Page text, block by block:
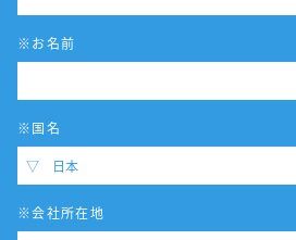
※お名前
※国名
※会社所在地